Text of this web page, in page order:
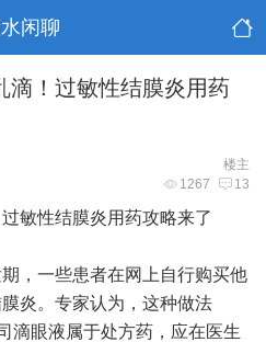
闲聊
滴！过敏性结膜炎用药
楼主
1267 13
敏性结膜炎用药攻略来了
，一些患者在网上自行购买他
炎。专家认为，这种做法
滴眼液属于处方药，应在医生